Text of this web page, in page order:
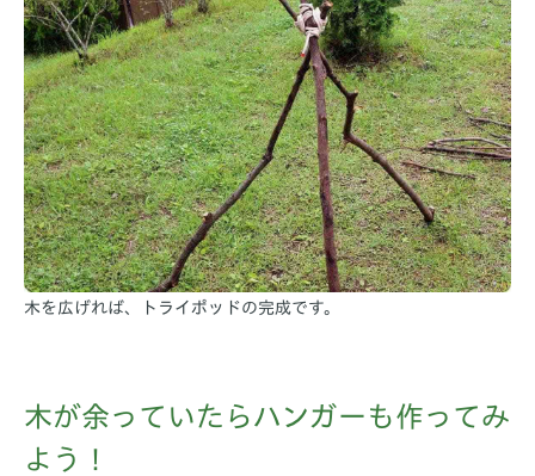
木を広げれば、トライポッドの完成です。
木が余っていたらハンガーも作ってみ
よう！